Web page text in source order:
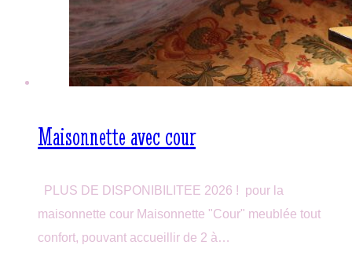
Maisonnette avec cour
PLUS DE DISPONIBILITEE 2026 ! pour la
maisonnette cour Maisonnette "Cour" meublée tout
confort, pouvant accueillir de 2 à…